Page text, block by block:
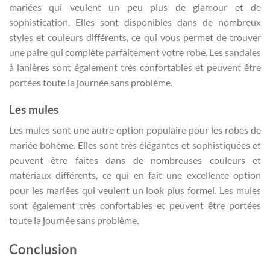
mariées qui veulent un peu plus de glamour et de
sophistication. Elles sont disponibles dans de nombreux
styles et couleurs différents, ce qui vous permet de trouver
une paire qui complète parfaitement votre robe. Les sandales
à lanières sont également très confortables et peuvent être
portées toute la journée sans problème.
Les mules
Les mules sont une autre option populaire pour les robes de
mariée bohème. Elles sont très élégantes et sophistiquées et
peuvent être faites dans de nombreuses couleurs et
matériaux différents, ce qui en fait une excellente option
pour les mariées qui veulent un look plus formel. Les mules
sont également très confortables et peuvent être portées
toute la journée sans problème.
Conclusion